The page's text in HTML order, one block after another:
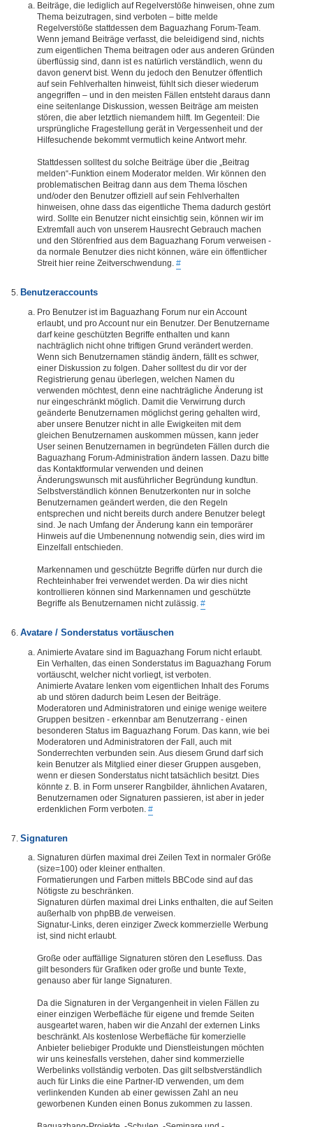
Beiträge, die lediglich auf Regelverstöße hinweisen, ohne zum
Thema beizutragen, sind verboten – bitte melde
Regelverstöße stattdessen dem Baguazhang Forum-Team.
Wenn jemand Beiträge verfasst, die beleidigend sind, nichts
zum eigentlichen Thema beitragen oder aus anderen Gründen
überflüssig sind, dann ist es natürlich verständlich, wenn du
davon genervt bist. Wenn du jedoch den Benutzer öffentlich
auf sein Fehlverhalten hinweist, fühlt sich dieser wiederum
angegriffen – und in den meisten Fällen entsteht daraus dann
eine seitenlange Diskussion, wessen Beiträge am meisten
stören, die aber letztlich niemandem hilft. Im Gegenteil: Die
ursprüngliche Fragestellung gerät in Vergessenheit und der
Hilfesuchende bekommt vermutlich keine Antwort mehr.
Stattdessen solltest du solche Beiträge über die „Beitrag
melden“-Funktion einem Moderator melden. Wir können den
problematischen Beitrag dann aus dem Thema löschen
und/oder den Benutzer offiziell auf sein Fehlverhalten
hinweisen, ohne dass das eigentliche Thema dadurch gestört
wird. Sollte ein Benutzer nicht einsichtig sein, können wir im
Extremfall auch von unserem Hausrecht Gebrauch machen
und den Störenfried aus dem Baguazhang Forum verweisen -
da normale Benutzer dies nicht können, wäre ein öffentlicher
Streit hier reine Zeitverschwendung. #
Benutzeraccounts
Pro Benutzer ist im Baguazhang Forum nur ein Account
erlaubt, und pro Account nur ein Benutzer. Der Benutzername
darf keine geschützten Begriffe enthalten und kann
nachträglich nicht ohne triftigen Grund verändert werden.
Wenn sich Benutzernamen ständig ändern, fällt es schwer,
einer Diskussion zu folgen. Daher solltest du dir vor der
Registrierung genau überlegen, welchen Namen du
verwenden möchtest, denn eine nachträgliche Änderung ist
nur eingeschränkt möglich. Damit die Verwirrung durch
geänderte Benutzernamen möglichst gering gehalten wird,
aber unsere Benutzer nicht in alle Ewigkeiten mit dem
gleichen Benutzernamen auskommen müssen, kann jeder
User seinen Benutzernamen in begründeten Fällen durch die
Baguazhang Forum-Administration ändern lassen. Dazu bitte
das Kontaktformular verwenden und deinen
Änderungswunsch mit ausführlicher Begründung kundtun.
Selbstverständlich können Benutzerkonten nur in solche
Benutzernamen geändert werden, die den Regeln
entsprechen und nicht bereits durch andere Benutzer belegt
sind. Je nach Umfang der Änderung kann ein temporärer
Hinweis auf die Umbenennung notwendig sein, dies wird im
Einzelfall entschieden.
Markennamen und geschützte Begriffe dürfen nur durch die
Rechteinhaber frei verwendet werden. Da wir dies nicht
kontrollieren können sind Markennamen und geschützte
Begriffe als Benutzernamen nicht zulässig. #
Avatare / Sonderstatus vortäuschen
Animierte Avatare sind im Baguazhang Forum nicht erlaubt.
Ein Verhalten, das einen Sonderstatus im Baguazhang Forum
vortäuscht, welcher nicht vorliegt, ist verboten.
Animierte Avatare lenken vom eigentlichen Inhalt des Forums
ab und stören dadurch beim Lesen der Beiträge.
Moderatoren und Administratoren und einige wenige weitere
Gruppen besitzen - erkennbar am Benutzerrang - einen
besonderen Status im Baguazhang Forum. Das kann, wie bei
Moderatoren und Administratoren der Fall, auch mit
Sonderrechten verbunden sein. Aus diesem Grund darf sich
kein Benutzer als Mitglied einer dieser Gruppen ausgeben,
wenn er diesen Sonderstatus nicht tatsächlich besitzt. Dies
könnte z. B. in Form unserer Rangbilder, ähnlichen Avataren,
Benutzernamen oder Signaturen passieren, ist aber in jeder
erdenklichen Form verboten. #
Signaturen
Signaturen dürfen maximal drei Zeilen Text in normaler Größe
(size=100) oder kleiner enthalten.
Formatierungen und Farben mittels BBCode sind auf das
Nötigste zu beschränken.
Signaturen dürfen maximal drei Links enthalten, die auf Seiten
außerhalb von phpBB.de verweisen.
Signatur-Links, deren einziger Zweck kommerzielle Werbung
ist, sind nicht erlaubt.
Große oder auffällige Signaturen stören den Lesefluss. Das
gilt besonders für Grafiken oder große und bunte Texte,
genauso aber für lange Signaturen.
Da die Signaturen in der Vergangenheit in vielen Fällen zu
einer einzigen Werbefläche für eigene und fremde Seiten
ausgeartet waren, haben wir die Anzahl der externen Links
beschränkt. Als kostenlose Werbefläche für komerzielle
Anbieter beliebiger Produkte und Dienstleistungen möchten
wir uns keinesfalls verstehen, daher sind kommerzielle
Werbelinks vollständig verboten. Das gilt selbstverständlich
auch für Links die eine Partner-ID verwenden, um dem
verlinkenden Kunden ab einer gewissen Zahl an neu
geworbenen Kunden einen Bonus zukommen zu lassen.